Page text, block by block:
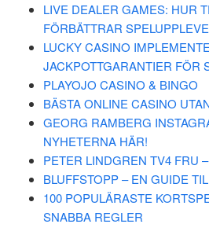
LIVE DEALER GAMES: HUR
FÖRBÄTTRAR
LUCKY CASINO
JACKPOTTGARANTIER FÖR
PLAYOJO CASINO & BINGO
BÄSTA ONLINE CASINO
GEORG RAMBERG
NYHETERNA HÄR!
PETER LINDGREN TV4 FRU
BLUFFSTOPP – EN GUIDE
100 POPULÄRASTE
SNABBA REGLER